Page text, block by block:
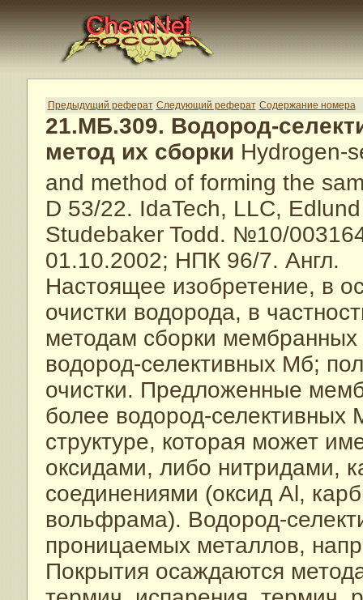
Предыдущий реферат Следующий реферат Содержание номера
21.МБ.309. Водород-
метод их сборки Hydrogen-
and method of forming the
D 53/22. IdaTech, LLC,
Studebaker Todd. №10/
01.10.2002; НПК 96/7. Англ.
Настоящее изобретение, в
очистки водорода, в
методам сборки
водород-селективных Мб;
очистки. Предложенные
более водород-селективных
структуре, которая может
оксидами, либо нитридами,
соединениями (оксид Al,
вольфрама). Водород-
проницаемых металлов,
Покрытия осаждаются